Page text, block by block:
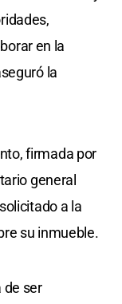
en la
la
firmada por
general
a la
su inmueble.
de ser